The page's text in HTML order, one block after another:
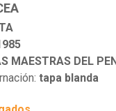
MAESTRAS DEL
tapa blanda